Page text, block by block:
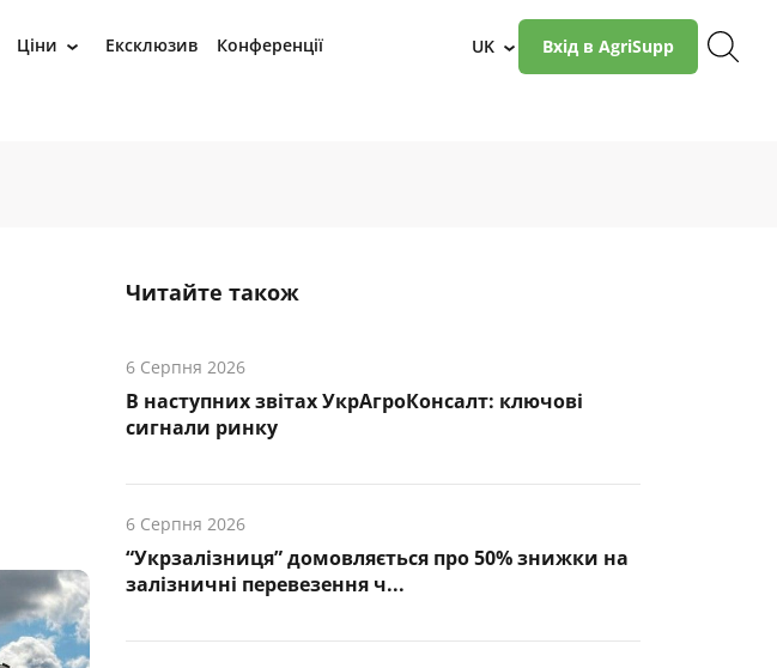
Ціни › Ексклюзив Конференції UK › Вхід в AgriSupp
Читайте також
6 Серпня 2026
В наступних звітах УкрАгроКонсалт: ключові
cигнали ринку
6 Серпня 2026
“Укрзалізниця” домовляється про 50% знижки на
залізничні перевезення ч...